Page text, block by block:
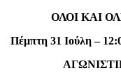
ΟΛΟΙ ΚΑΙ
Πέμπτη 31 Ιούλη –